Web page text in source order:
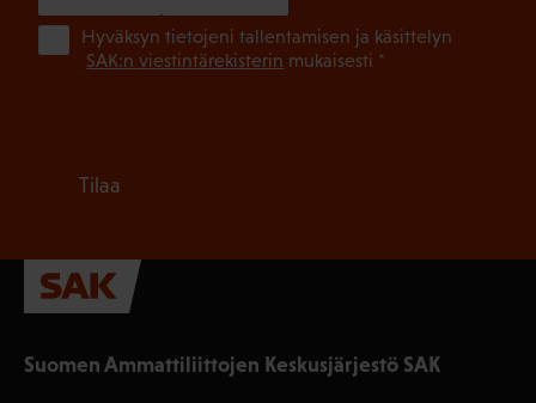
Suomen Ammattiliittojen Keskusjärjestö SAK
Hyväksyn tietojeni tallentamisen ja käsittelyn
SAK:n viestintärekisterin mukaisesti *
Tilaa